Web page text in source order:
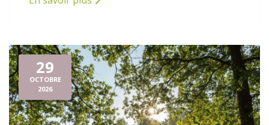
29
OCTOBRE
2026